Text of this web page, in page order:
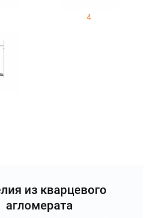
4
из кварцевого
агломерата